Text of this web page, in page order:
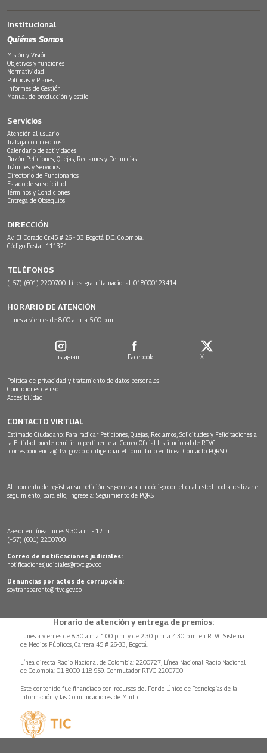
Institucional
Quiénes Somos
Misión y Visión
Objetivos y funciones
Normatividad
Políticas y Planes
Informes de Gestión
Manual de producción y estilo
Servicios
Atención al usuario
Trabaja con nosotros
Calendario de actividades
Buzón Peticiones, Quejas, Reclamos y Denuncias
Trámites y Servicios
Directorio de Funcionarios
Estado de su solicitud
Términos y Condiciones
Entrega de Obsequios
DIRECCIÓN
Av. El Dorado Cr.45 # 26 - 33 Bogotá D.C. Colombia.
Código Postal: 111321
TELÉFONOS
(+57) (601) 2200700. Línea gratuita nacional: 018000123414
HORARIO DE ATENCIÓN
Lunes a viernes de 8:00 a.m. a 5:00 p.m.
Instagram Facebook X
Política de privacidad y tratamiento de datos personales
Condiciones de uso
Accesibilidad
CONTACTO VIRTUAL
Estimado Ciudadano: Para radicar Peticiones, Quejas, Reclamos, Solicitudes y Felicitaciones a
la Entidad puede remitir lo pertinente al Correo Oficial Institucional de RTVC
correspondencia@rtvc.gov.co o diligenciar el formulario en línea: Contacto PQRSD.
Al momento de registrar su petición, se generará un código con el cual usted podrá realizar el
seguimiento, para ello, ingrese a: Seguimiento de PQRS
Asesor en línea: lunes 9:30 a.m. - 12 m
(+57) (601) 2200700
Correo de notificaciones judiciales:
notificacionesjudiciales@rtvc.gov.co
Denuncias por actos de corrupción:
soytransparente@rtvc.gov.co
Horario de atención y entrega de premios:
Lunes a viernes de 8:30 a.m.a 1:00 p.m. y de 2:30 p.m. a 4:30 p.m. en RTVC Sistema
de Medios Públicos, Carrera 45 # 26-33, Bogotá.
Línea directa Radio Nacional de Colombia: 2200727, Línea Nacional Radio Nacional
de Colombia: 01 8000 118 959. Conmutador RTVC 2200700
Este contenido fue financiado con recursos del Fondo Único de Tecnologías de la
Información y las Comunicaciones de MinTic.